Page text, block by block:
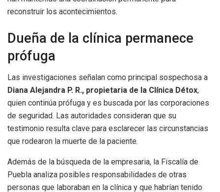
reconstruir los acontecimientos.
Dueña de la clínica permanece
prófuga
Las investigaciones señalan como principal sospechosa a
Diana Alejandra P. R., propietaria de la Clínica Détox,
quien continúa prófuga y es buscada por las corporaciones
de seguridad. Las autoridades consideran que su
testimonio resulta clave para esclarecer las circunstancias
que rodearon la muerte de la paciente.
Además de la búsqueda de la empresaria, la Fiscalía de
Puebla analiza posibles responsabilidades de otras
personas que laboraban en la clínica y que habrían tenido